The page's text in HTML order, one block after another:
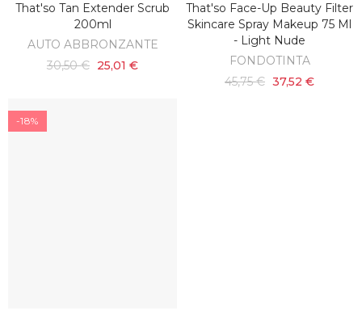
AGGIUNGI AL CARRELLO
That'so Tan Extender Scrub
200ml
AUTO ABBRONZANTE
30,50 € 25,01 €
AGGIUNGI AL CARRELLO
That'so Face-Up Beauty Filter
Skincare Spray Makeup 75 Ml
- Light Nude
FONDOTINTA
45,75 € 37,52 €
-18%